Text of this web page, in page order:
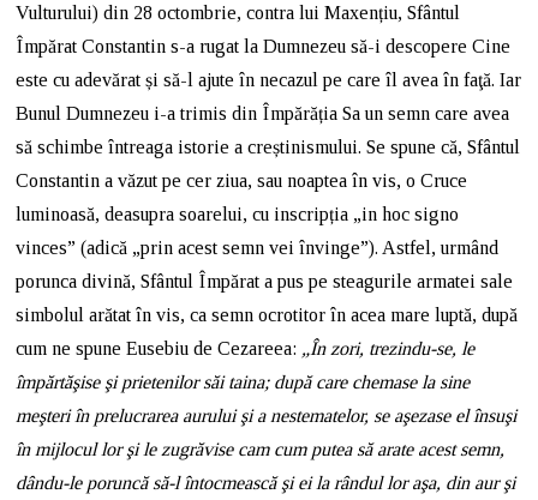
Vulturului) din 28 octombrie, contra lui Maxențiu, Sfântul
Împărat Constantin s-a rugat la Dumnezeu să-i descopere Cine
este cu adevărat și să-l ajute în necazul pe care îl avea în faţă. Iar
Bunul Dumnezeu i-a trimis din Împărăția Sa un semn care avea
să schimbe întreaga istorie a creștinismului. Se spune că, Sfântul
Constantin a văzut pe cer ziua, sau noaptea în vis, o Cruce
luminoasă, deasupra soarelui, cu inscripția „in hoc signo
vinces” (adică „prin acest semn vei învinge”). Astfel, urmând
porunca divină, Sfântul Împărat a pus pe steagurile armatei sale
simbolul arătat în vis, ca semn ocrotitor în acea mare luptă, după
cum ne spune Eusebiu de Cezareea: „În zori, trezindu-se, le
împărtăşise şi prietenilor săi taina; după care chemase la sine
meşteri în prelucrarea aurului şi a nestematelor, se aşezase el însuşi
în mijlocul lor şi le zugrăvise cam cum putea să arate acest semn,
dându-le poruncă să-l întocmească şi ei la rândul lor aşa, din aur şi